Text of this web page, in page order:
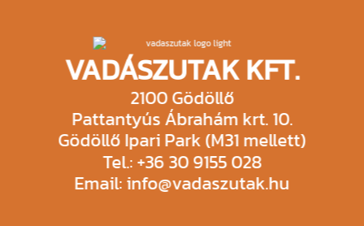
VADÁSZUTAK KFT.
2100 Gödöllő
Pattantyús Ábrahám krt. 10.
Gödöllő Ipari Park (M31 mellett)
Tel.: +36 30 9155 028
Email: info@vadaszutak.hu